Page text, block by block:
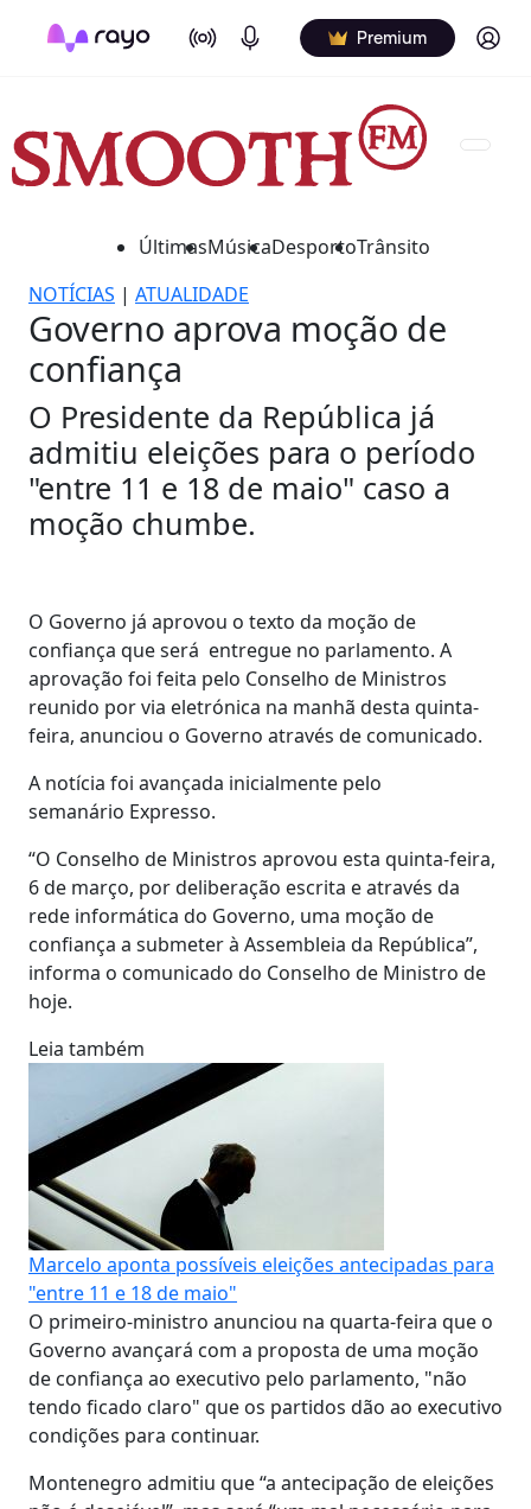
On Air Podcasts Premium Log in
ÚltimasMúsicaDesportoTrânsito
NOTÍCIAS | ATUALIDADE
Governo aprova moção de
confiança
O Presidente da República já
admitiu eleições para o período
"entre 11 e 18 de maio" caso a
moção chumbe.
O Governo já aprovou o texto da moção de
confiança que será entregue no parlamento. A
aprovação foi feita pelo Conselho de Ministros
reunido por via eletrónica na manhã desta quinta-
feira, anunciou o Governo através de comunicado.
A notícia foi avançada inicialmente pelo
semanário Expresso.
“O Conselho de Ministros aprovou esta quinta-feira,
6 de março, por deliberação escrita e através da
rede informática do Governo, uma moção de
confiança a submeter à Assembleia da República”,
informa o comunicado do Conselho de Ministro de
hoje.
Leia também
Marcelo aponta possíveis eleições antecipadas para
"entre 11 e 18 de maio"
O primeiro-ministro anunciou na quarta-feira que o
Governo avançará com a proposta de uma moção
de confiança ao executivo pelo parlamento, "não
tendo ficado claro" que os partidos dão ao executivo
condições para continuar.
Montenegro admitiu que “a antecipação de eleições